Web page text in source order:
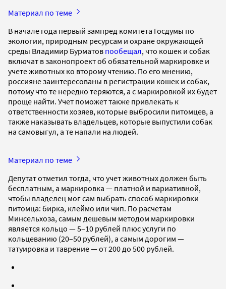
Материал по теме
В начале года первый зампред комитета Госдумы по
экологии, природным ресурсам и охране окружающей
среды Владимир Бурматов пообещал, что кошек и собак
включат в законопроект об обязательной маркировке и
учете животных ко второму чтению. По его мнению,
россияне заинтересованы в регистрации кошек и собак,
потому что те нередко теряются, а с маркировкой их будет
проще найти. Учет поможет также привлекать к
ответственности хозяев, которые выбросили питомцев, а
также наказывать владельцев, которые выпустили собак
на самовыгул, а те напали на людей.
Материал по теме
Депутат отметил тогда, что учет животных должен быть
бесплатным, а маркировка — платной и вариативной,
чтобы владелец мог сам выбрать способ маркировки
питомца: бирка, клеймо или чип. По расчетам
Минсельхоза, самым дешевым методом маркировки
является кольцо — 5–10 рублей плюс услуги по
кольцеванию (20–50 рублей), а самым дорогим —
татуировка и таврение — от 200 до 500 рублей.